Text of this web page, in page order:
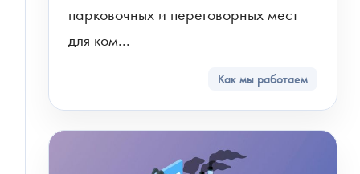
парковочных и переговорных мест
для ком...
Как мы работаем